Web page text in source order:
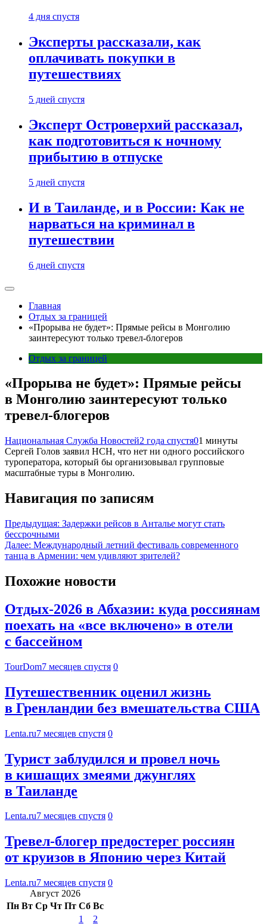
4 дня спустя
Эксперты рассказали, как
оплачивать покупки в
путешествиях
5 дней спустя
Эксперт Островерхий рассказал,
как подготовиться к ночному
прибытию в отпуске
5 дней спустя
И в Таиланде, и в России: Как не
нарваться на криминал в
путешествии
6 дней спустя
Главная
Отдых за границей
«Прорыва не будет»: Прямые рейсы в Монголию
заинтересуют только тревел-блогеров
Отдых за границей
«Прорыва не будет»: Прямые рейсы
в Монголию заинтересуют только
тревел-блогеров
Национальная Служба Новостей2 года спустя01 минуты
Сергей Голов заявил НСН, что нет ни одного российского
туроператора, который бы организовывал групповые
масштабные туры в Монголию.
Навигация по записям
Предыдущая: Задержки рейсов в Анталье могут стать
бессрочными
Далее: Международный летний фестиваль современного
танца в Армении: чем удивляют зрителей?
Похожие новости
Отдых-2026 в Абхазии: куда россиянам
поехать на «все включено» в отели
с бассейном
TourDom7 месяцев спустя 0
Путешественник оценил жизнь
в Гренландии без вмешательства США
Lenta.ru7 месяцев спустя 0
Турист заблудился и провел ночь
в кишащих змеями джунглях
в Таиланде
Lenta.ru7 месяцев спустя 0
Тревел-блогер предостерег россиян
от круизов в Японию через Китай
Lenta.ru7 месяцев спустя 0
Август 2026
Пн Вт Ср Чт Пт Сб Вс
1
2